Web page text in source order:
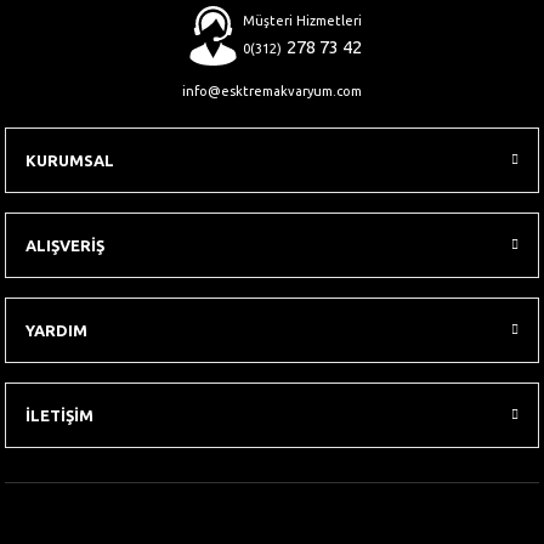
Müşteri Hizmetleri
0(312) 278 73 42
info@esktremakvaryum.com
KURUMSAL
ALIŞVERİŞ
YARDIM
İLETİŞİM